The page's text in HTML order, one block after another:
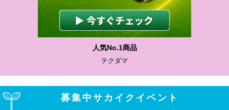
わかりやすい質問に沿って書ける
サカイクサッカーノート
募集中サカイクイベント